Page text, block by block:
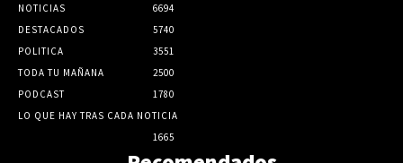
NOTICIAS
6694
DESTACADOS
5740
POLITICA
3551
TODA TU MAÑANA
2500
PODCAST
1780
LO QUE HAY TRAS CADA NOTICIA
1665